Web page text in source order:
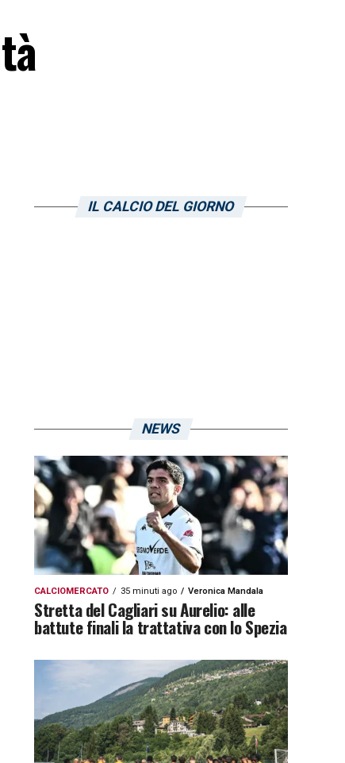
IL CALCIO DEL GIORNO
NEWS
CALCIOMERCATO 35 minuti ago Veronica Mandala
Stretta del Cagliari su Aurelio: alle
battute finali la trattativa con lo Spezia